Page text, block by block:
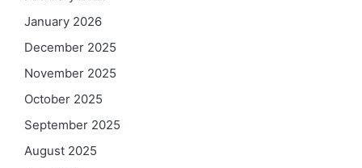
January 2026
December 2025
November 2025
October 2025
September 2025
August 2025